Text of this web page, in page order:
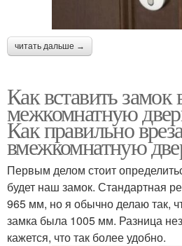
читать дальше →
Как вставить замок
межкомнатную
Как правильно
вмежкомнатную
Первым делом стоит
будет наш замок. Стандартная
965 мм, но я обычно делаю так,
замка была 1005 мм. Разница
кажется, что так более удобно.